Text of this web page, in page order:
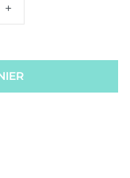
+